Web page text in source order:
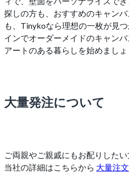
探しの方も、おすすめのキャン
も、Tinykoなら理想の一枚が見
インでオーダーメイドのキャンバ
アートのある暮らしを始めましょ
大量発注について
ご両親やご親戚にもお配りした
当社の詳細はこちらから 大量注文